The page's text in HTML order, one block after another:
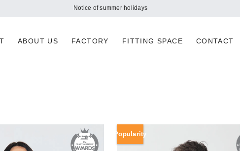
Notice of summer holidays
ABOUT US FACTORY FITTING SPACE CONTACT
Popularity